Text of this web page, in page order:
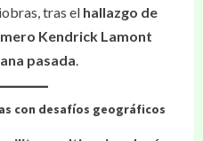
tras el hallazgo de
Kendrick Lamont
pasada.
con desafíos geográficos